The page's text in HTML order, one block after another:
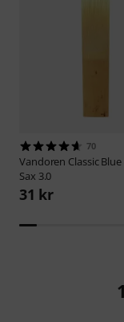
70
Vandoren Classic
Sax 3.0
31 kr